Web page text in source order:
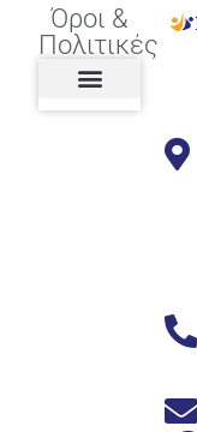
Όροι &
Πολιτικές